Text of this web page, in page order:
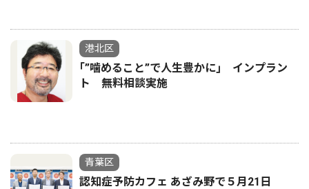
港北区
｢”噛めること”で人生豊かに｣ インプラン
ト 無料相談実施
青葉区
認知症予防カフェ あざみ野で５月21日